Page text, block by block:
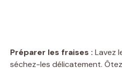
Préparer les fraises : Lavez
séchez-les délicatement.